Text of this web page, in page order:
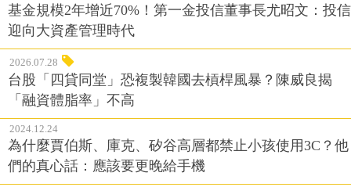
基金規模2年增近70%！第一金投信董事長尤昭文：投信
迎向大資產管理時代
2026.07.28
台股「四貸同堂」恐複製韓國去槓桿風暴？陳威良揭
「融資體脂率」不高
2024.12.24
為什麼賈伯斯、庫克、矽谷高層都禁止小孩使用3C？他
們的真心話：應該要更晚給手機